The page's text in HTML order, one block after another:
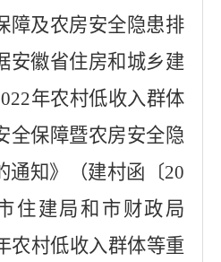
障及农房安全隐患排
安徽省住房和城乡建
年农村低收入群体
全保障暨农房安全隐
通知》（建村函〔20
住建局和市财政局
农村低收入群体等重